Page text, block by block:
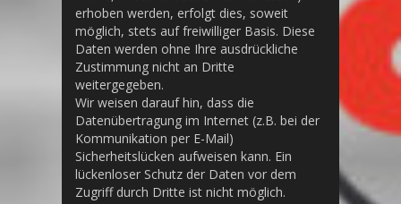
erhoben werden, erfolgt dies, soweit
möglich, stets auf freiwilliger Basis. Diese
Daten werden ohne Ihre ausdrückliche
Zustimmung nicht an Dritte
weitergegeben.
Wir weisen darauf hin, dass die
Datenübertragung im Internet (z.B. bei der
Kommunikation per E-Mail)
Sicherheitslücken aufweisen kann. Ein
lückenloser Schutz der Daten vor dem
Zugriff durch Dritte ist nicht möglich.